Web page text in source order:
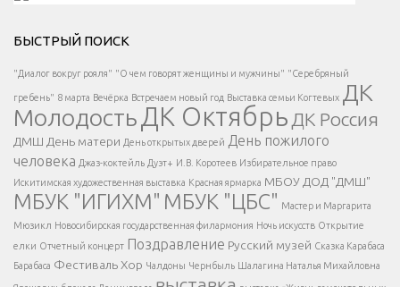
Есть вопрос?
Напишите нам
</span >
</div >
Написать
</button >
</div >
</div > </div >
БЫСТРЫЙ ПОИСК
"Диалог вокруг рояля" "О чем говорят женщины и мужчины" "Серебряный
гребень" 8 марта Вечёрка Встречаем новый год Выставка семьи Когтевых ДК
МолодостьДК Октябрь ДК Россия
ДМШ День матери День открытых дверей День пожилого
человека Джаз-коктейль Дуэт+ И.В. Коротеев Избирательное право
Искитимская художественная выставка Красная ярмарка МБОУ ДОД "ДМШ"
МБУК "ИГИХМ" МБУК "ЦБС" Мастер и Маргарита
Мюзикл Новосибирская государственная филармония Ночь искусств Открытие
елки Отчетный концерт Поздравление Русский музей Сказка Карабаса
Барабаса ФестивальХор Чалдоны Чернбыль Шалагина Наталья Михайловна